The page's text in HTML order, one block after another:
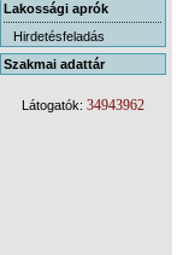
Lakossági aprók
Hirdetésfeladás
Szakmai adattár
Látogatók: 34943962